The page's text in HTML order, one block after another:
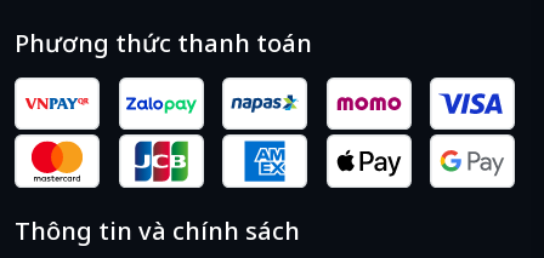
Phương thức thanh toán
Thông tin và chính sách